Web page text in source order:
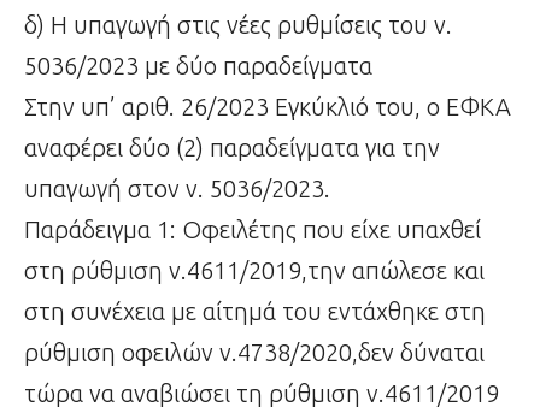
δ) Η υπαγωγή στις νέες ρυθμίσεις του ν.
5036/2023 με δύο παραδείγματα
Στην υπ’ αριθ. 26/2023 Εγκύκλιό του, ο ΕΦΚΑ
αναφέρει δύο (2) παραδείγματα για την
υπαγωγή στον ν. 5036/2023.
Παράδειγμα 1: Οφειλέτης που είχε υπαχθεί
στη ρύθμιση ν.4611/2019,την απώλεσε και
στη συνέχεια με αίτημά του εντάχθηκε στη
ρύθμιση οφειλών ν.4738/2020,δεν δύναται
τώρα να αναβιώσει τη ρύθμιση ν.4611/2019